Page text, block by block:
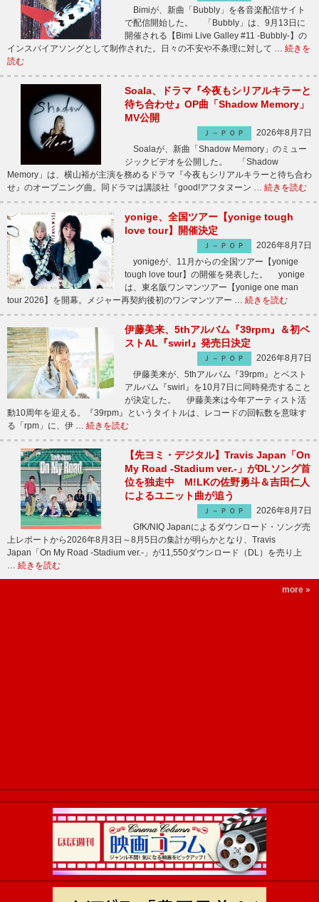
Bimiが、新曲「Bubbly」を各音楽配信サイト
で配信開始した。 「Bubbly」は、9月13日に
開催される【Bimi Live Galley #11 -Bubbly-】の
インスパイアソングとして制作された。日々の不安や不条理に対して … 続きを
読む
Soala、ドラマ『今夜もシリアルキラーと
待ち合わせ』OP曲「Shadow Memory」
MV公開
Ｊ－ＰＯＰ
2026年8月7日
Soalaが、新曲「Shadow Memory」のミュー
ジックビデオを公開した。 「Shadow
Memory」は、横山裕が主演を務めるドラマ『今夜もシリアルキラーと待ち合わ
せ』のオープニング曲。同ドラマは講談社『good!アフタヌーン … 続きを読む
yonige、全国ツアー【yonige tough
love tour】開催決定
Ｊ－ＰＯＰ
2026年8月7日
yonigeが、11月からの全国ツアー【yonige
tough love tour】の開催を発表した。 yonige
は、東名阪ワンマンツアー【yonige one man
tour 2026】を開幕。メジャー再契約後初のワンマンツアー … 続きを読む
伊藤美来、5thアルバム『39rpm』＆初ベ
ストAL『swirl』発売日決定
Ｊ－ＰＯＰ
2026年8月7日
伊藤美来が、5thアルバム『39rpm』とベスト
アルバム『swirl』を10月7日に同時発売すること
が決定した。 伊藤美来は今年アーティスト活
動10周年を迎える。『39rpm』というタイトルは、レコードの回転数を意味す
る「rpm」に、伊 … 続きを読む
【先ヨミ・デジタル】Travis Japan「On
My Road -Stadium ver.-」がDLソング首
位を独走中 M!LKの佐野勇斗＆吉田仁人
によるユニット曲が追う
Ｊ－ＰＯＰ
2026年8月7日
GfK/NIQ Japanによるダウンロード・ソング売
上レポートから2026年8月3日～8月5日の集計が明らかとなり、Travis
Japan「On My Road -Stadium ver.-」が11,550ダウンロード（DL）を売り上
… 続きを読む
more »